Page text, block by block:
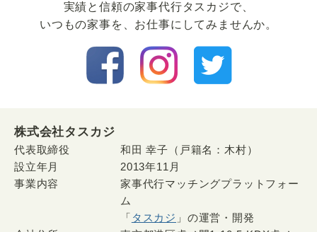
実績と信頼の家事代⾏タスカジで、
いつもの家事を、お仕事にしてみませんか。
株式会社タスカジ
代表取締役
和田 幸子（戸籍名：木村）
設立年月
2013年11月
事業内容
家事代行マッチングプラットフォー
ム
「 タスカジ 」の運営・開発